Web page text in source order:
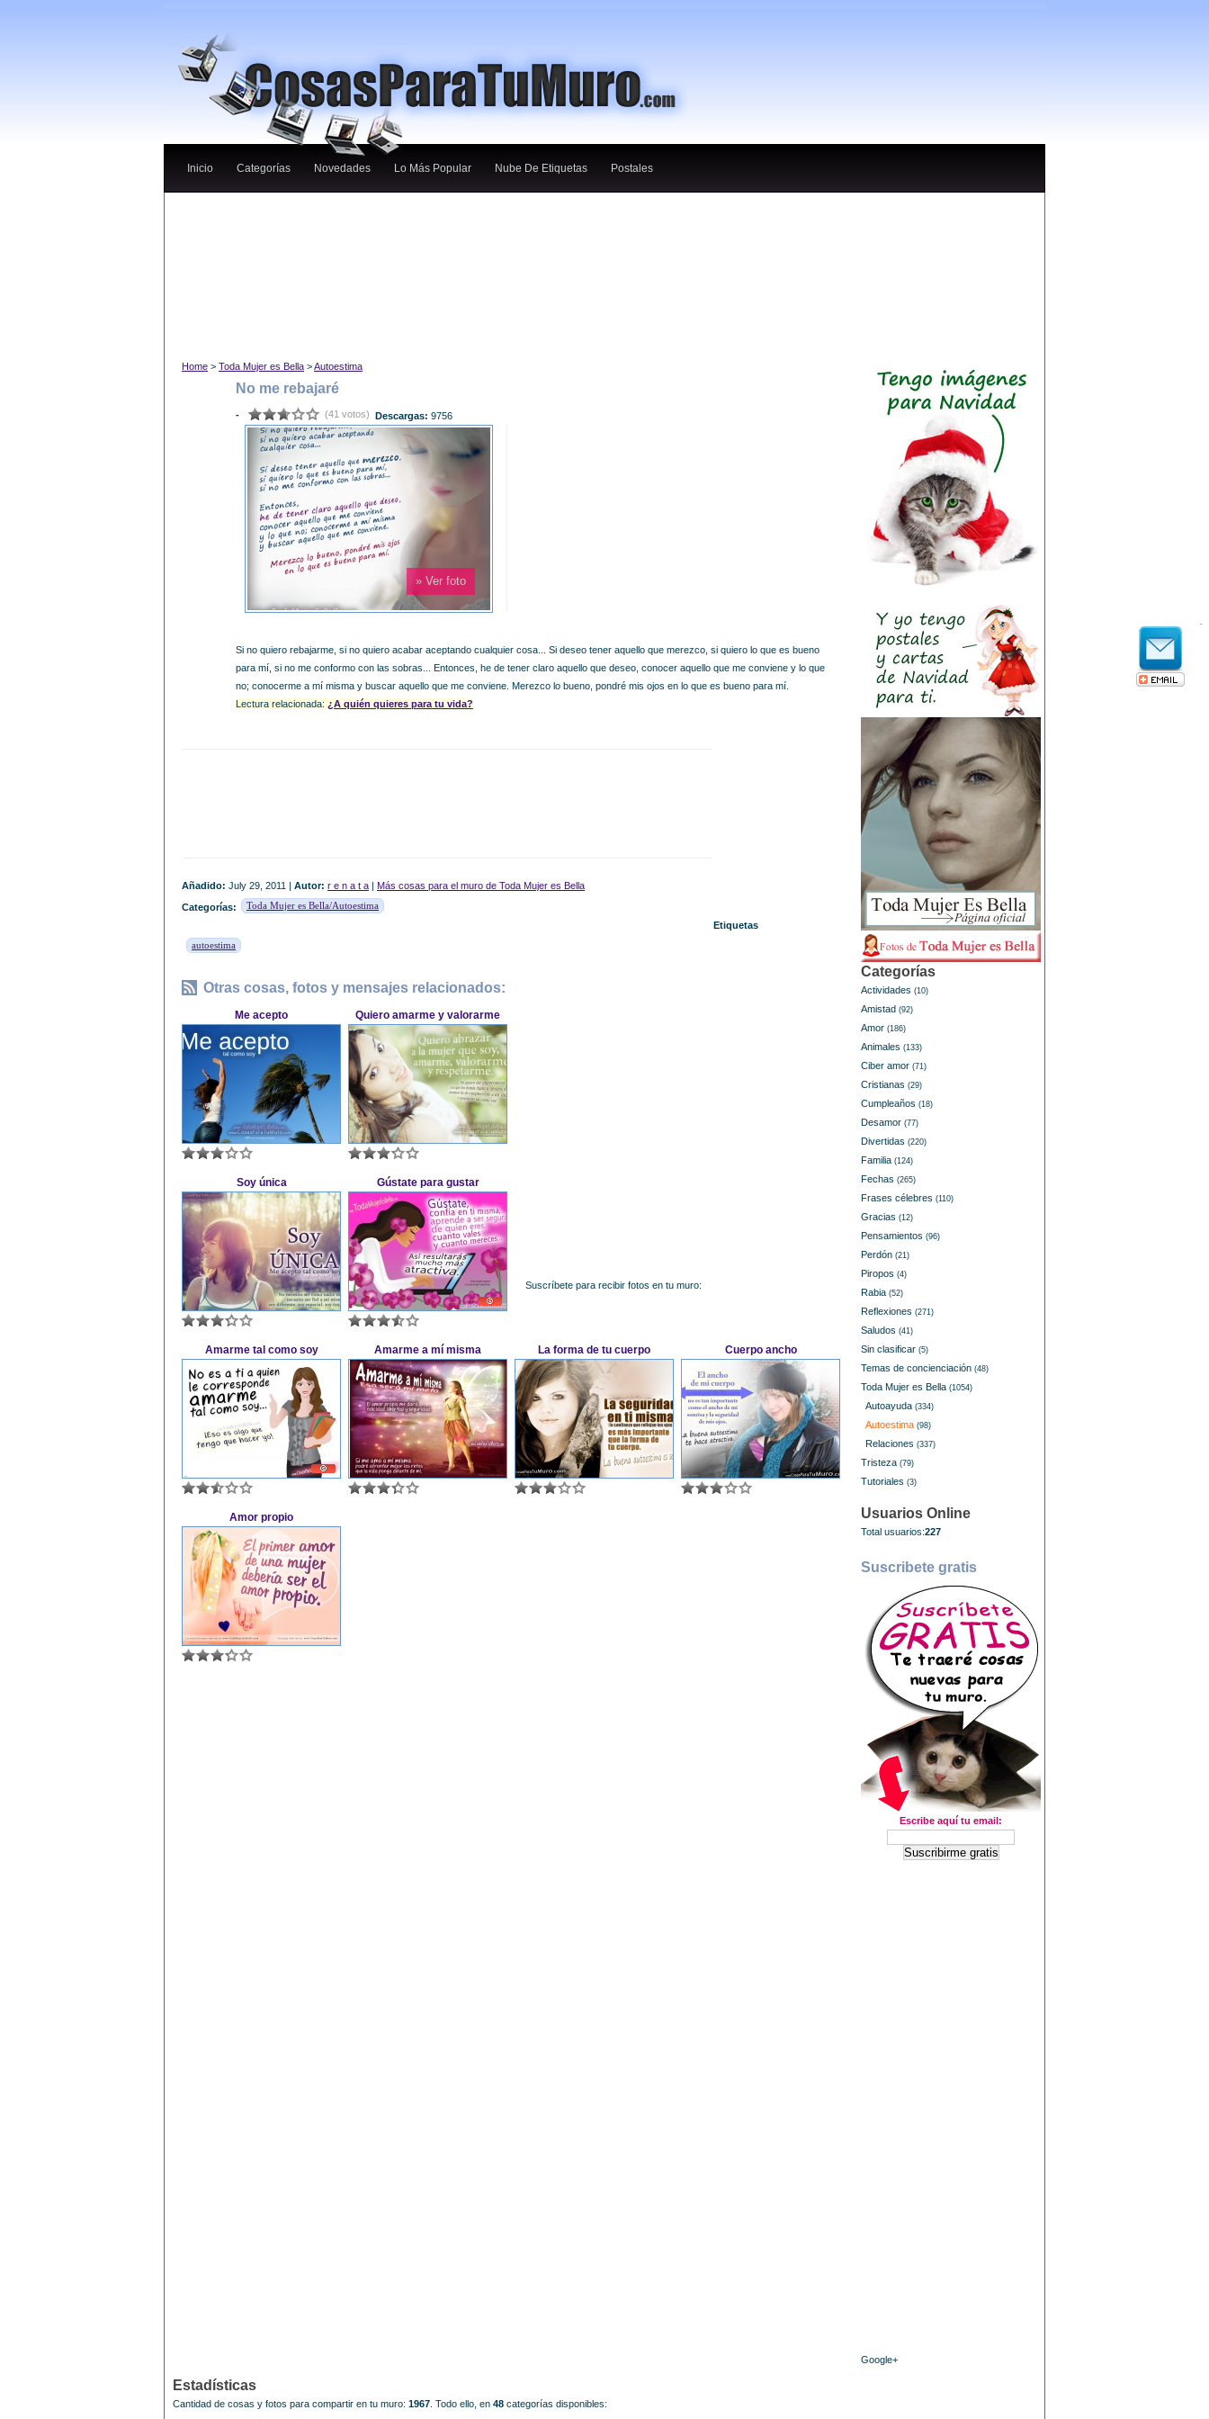
Inicio Categorías Novedades Lo Más Popular Nube De Etiquetas Postales
Home > Toda Mujer es Bella >Autoestima
No me rebajaré
- (41 votos) Descargas: 9756
» Ver foto
Si no quiero rebajarme, si no quiero acabar aceptando cualquier cosa... Si deseo tener aquello que merezco, si quiero lo que es bueno
para mí, si no me conformo con las sobras... Entonces, he de tener claro aquello que deseo, conocer aquello que me conviene y lo que
no; conocerme a mí misma y buscar aquello que me conviene. Merezco lo bueno, pondré mis ojos en lo que es bueno para mí.
Lectura relacionada: ¿A quién quieres para tu vida?
Añadido: July 29, 2011 | Autor: r e n a t a | Más cosas para el muro de Toda Mujer es Bella
Categorías:
Toda Mujer es Bella/Autoestima
Etiquetas
autoestima
Otras cosas, fotos y mensajes relacionados:
Suscríbete para recibir fotos en tu muro:
Me acepto Quiero amarme y valorarme
Soy única Gústate para gustar
Amarme tal como soy Amarme a mí misma La forma de tu cuerpo Cuerpo ancho
Amor propio
Categorías
Actividades (10)
Amistad (92)
Amor (186)
Animales (133)
Ciber amor (71)
Cristianas (29)
Cumpleaños (18)
Desamor (77)
Divertidas (220)
Familia (124)
Fechas (265)
Frases célebres (110)
Gracias (12)
Pensamientos (96)
Perdón (21)
Piropos (4)
Rabia (52)
Reflexiones (271)
Saludos (41)
Sin clasificar (5)
Temas de concienciación (48)
Toda Mujer es Bella (1054)
Autoayuda (334)
Autoestima (98)
Relaciones (337)
Tristeza (79)
Tutoriales (3)
Usuarios Online
Total usuarios:227
Suscribete gratis
Escribe aquí tu email:
Google+
Estadísticas
Cantidad de cosas y fotos para compartir en tu muro: 1967 Todo ello, en 48 categorías disponibles: